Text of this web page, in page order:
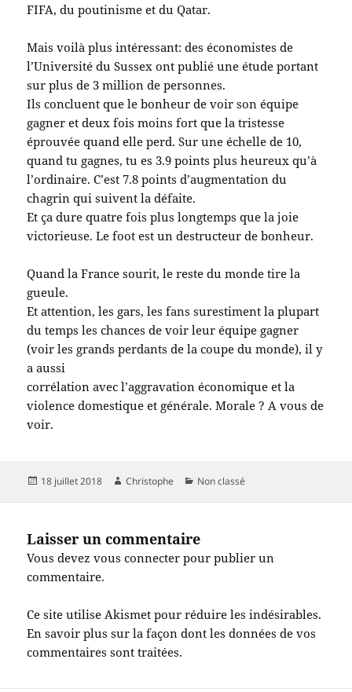
FIFA, du poutinisme et du Qatar.
Mais voilà plus intéressant: des économistes de
l’Université du Sussex ont publié une étude portant
sur plus de 3 million de personnes.
Ils concluent que le bonheur de voir son équipe
gagner et deux fois moins fort que la tristesse
éprouvée quand elle perd. Sur une échelle de 10,
quand tu gagnes, tu es 3.9 points plus heureux qu’à
l’ordinaire. C’est 7.8 points d’augmentation du
chagrin qui suivent la défaite.
Et ça dure quatre fois plus longtemps que la joie
victorieuse. Le foot est un destructeur de bonheur.
Quand la France sourit, le reste du monde tire la
gueule.
Et attention, les gars, les fans surestiment la plupart
du temps les chances de voir leur équipe gagner
(voir les grands perdants de la coupe du monde), il y
a aussi
corrélation avec l’aggravation économique et la
violence domestique et générale. Morale ? A vous de
voir.
Publié
18 juillet 2018 Auteur
Christophe Catégories
Non classé
Laisser un commentaire
Vous devezvous connecter pour publier un
commentaire.
Ce site utilise Akismet pour réduire les indésirables.
En savoir plus sur la façon dont les données de vos
commentaires sont traitées.